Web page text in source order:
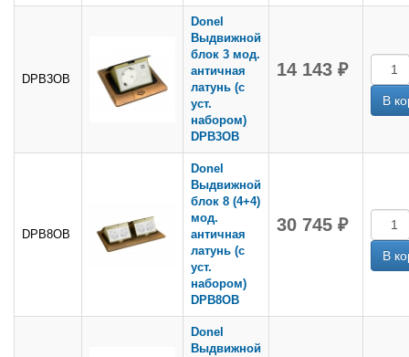
DPB3OB
Donel
Выдвижной
блок 3 мод.
античная
латунь (с
уст.
набором)
DPB3OB
14 143 ₽
DPB8OB
Donel
Выдвижной
блок 8 (4+4)
мод.
античная
латунь (с
уст.
набором)
DPB8OB
30 745 ₽
Donel
Выдвижной